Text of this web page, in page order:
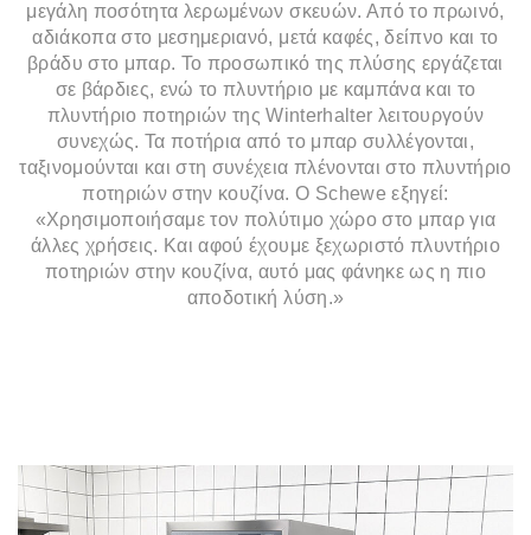
μεγάλη ποσότητα λερωμένων σκευών. Από το πρωινό,
αδιάκοπα στο μεσημεριανό, μετά καφές, δείπνο και το
βράδυ στο μπαρ. Το προσωπικό της πλύσης εργάζεται
σε βάρδιες, ενώ το πλυντήριο με καμπάνα και το
πλυντήριο ποτηριών της Winterhalter λειτουργούν
συνεχώς. Τα ποτήρια από το μπαρ συλλέγονται,
ταξινομούνται και στη συνέχεια πλένονται στο πλυντήριο
ποτηριών στην κουζίνα. Ο Schewe εξηγεί:
«Χρησιμοποιήσαμε τον πολύτιμο χώρο στο μπαρ για
άλλες χρήσεις. Και αφού έχουμε ξεχωριστό πλυντήριο
ποτηριών στην κουζίνα, αυτό μας φάνηκε ως η πιο
αποδοτική λύση.»